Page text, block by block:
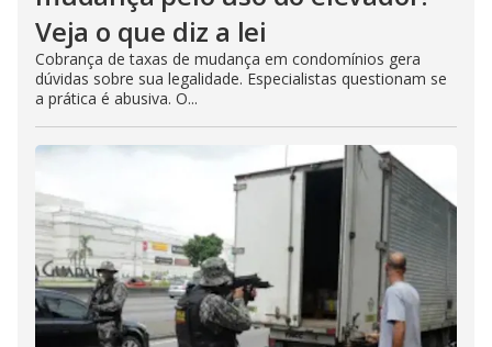
Veja o que diz a lei
Cobrança de taxas de mudança em condomínios gera
dúvidas sobre sua legalidade. Especialistas questionam se
a prática é abusiva. O...